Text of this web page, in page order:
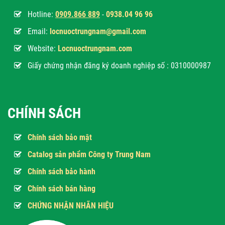
Hotline: 0909.866 889 - 0938.04 96 96
Email: locnuoctrungnam@gmail.com
Website: Locnuoctrungnam.com
Giấy chứng nhận đăng ký doanh nghiệp số : 0310000987
CHÍNH SÁCH
Chính sách bảo mật
Catalog sản phẩm Công ty Trung Nam
Chính sách bảo hành
Chính sách bán hàng
CHỨNG NHẬN NHÃN HIỆU